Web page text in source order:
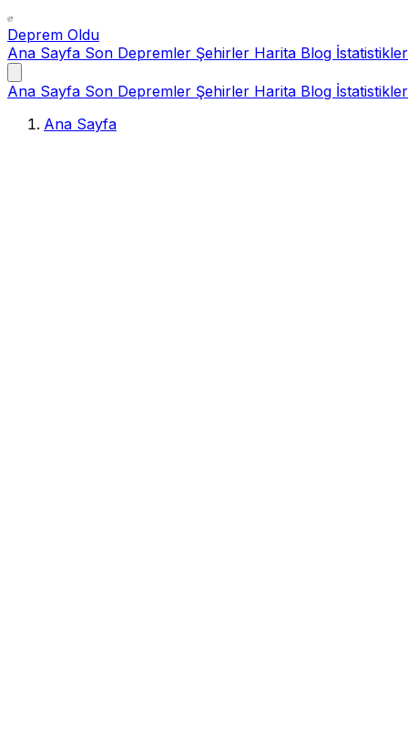
Deprem Oldu
Ana Sayfa Son Depremler Şehirler Harita Blog İstatistikler
Ana Sayfa Son Depremler Şehirler Harita Blog İstatistikler
Ana Sayfa